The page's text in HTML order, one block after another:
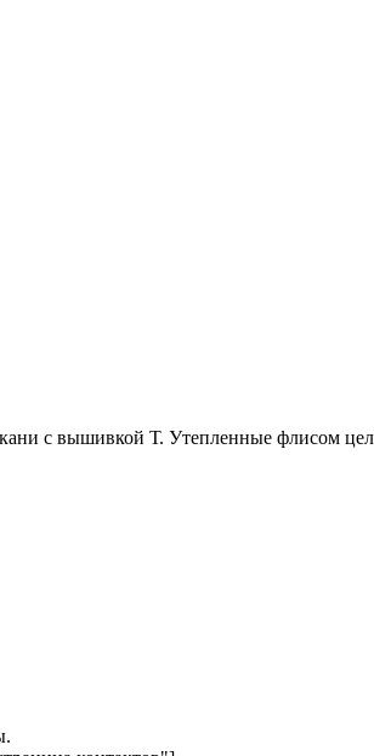
с вышивкой Т. Утепленные флисом